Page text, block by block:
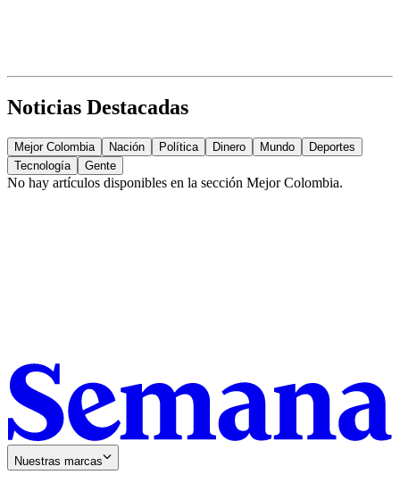
Noticias Destacadas
Mejor Colombia Nación Política Dinero Mundo
Deportes
Tecnología
Gente
No hay artículos disponibles en la sección Mejor Colombia.
Nuestras marcas